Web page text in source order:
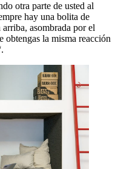
otra parte de usted al
hay una bolita de
asombrada por el
obtengas la misma reacción